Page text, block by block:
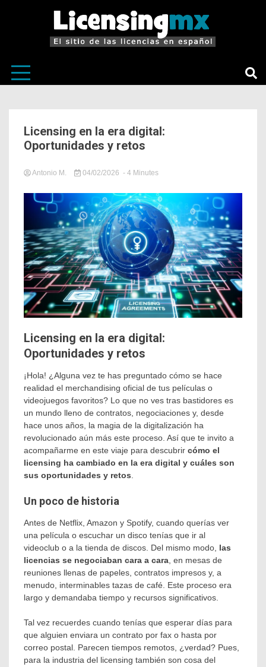
Licensing en la era digital:
Oportunidades y retos
Antonio M.
04/02/2026
Licensing
,
LicensingMX
- 4 Minutes
Licensing en la era digital:
Oportunidades y retos
¡Hola! ¿Alguna vez te has preguntado cómo se hace
realidad el merchandising oficial de tus películas o
videojuegos favoritos? Lo que no ves tras bastidores es
un mundo lleno de contratos, negociaciones y, desde
hace unos años, la magia de la digitalización ha
revolucionado aún más este proceso. Así que te invito a
acompañarme en este viaje para descubrir cómo el
licensing ha cambiado en la era digital y cuáles son
sus oportunidades y retos.
Un poco de historia
Antes de Netflix, Amazon y Spotify, cuando querías ver
una película o escuchar un disco tenías que ir al
videoclub o a la tienda de discos. Del mismo modo, las
licencias se negociaban cara a cara, en mesas de
reuniones llenas de papeles, contratos impresos y, a
menudo, interminables tazas de café. Este proceso era
largo y demandaba tiempo y recursos significativos.
Tal vez recuerdes cuando tenías que esperar días para
que alguien enviara un contrato por fax o hasta por
correo postal. Parecen tiempos remotos, ¿verdad? Pues,
para la industria del licensing también son cosa del